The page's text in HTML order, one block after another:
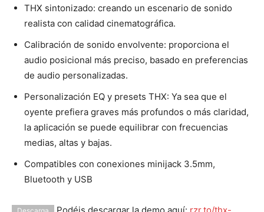
THX sintonizado: creando un escenario de sonido
realista con calidad cinematográfica.
Calibración de sonido envolvente: proporciona el
audio posicional más preciso, basado en preferencias
de audio personalizadas.
Personalización EQ y presets THX: Ya sea que el
oyente prefiera graves más profundos o más claridad,
la aplicación se puede equilibrar con frecuencias
medias, altas y bajas.
Compatibles con conexiones minijack 3.5mm,
Bluetooth y USB
Descarga Podéis descargar la demo aquí: rzr.to/thx-